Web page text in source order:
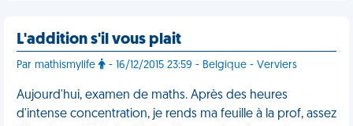
L'addition s'il vous plait
Par mathismylife - 16/12/2015 23:59 - Belgique - Verviers
Aujourd'hui, examen de maths. Après des heures
d'intense concentration, je rends ma feuille à la prof, assez